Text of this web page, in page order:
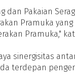
dan Pakaian
Pramuka
Pramuka,"
sinergisitas
terdepan